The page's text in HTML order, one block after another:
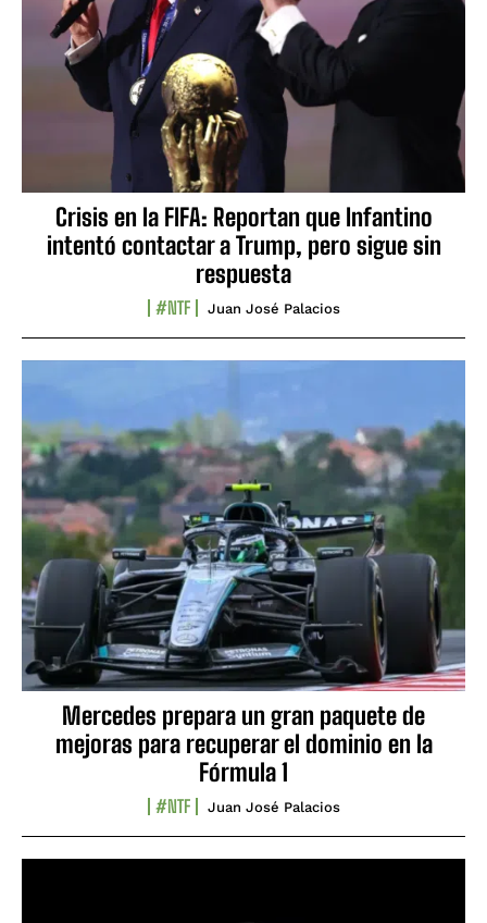
Crisis en la FIFA: Reportan que Infantino
intentó contactar a Trump, pero sigue sin
respuesta
#NTF Juan José Palacios
Mercedes prepara un gran paquete de
mejoras para recuperar el dominio en la
Fórmula 1
#NTF Juan José Palacios